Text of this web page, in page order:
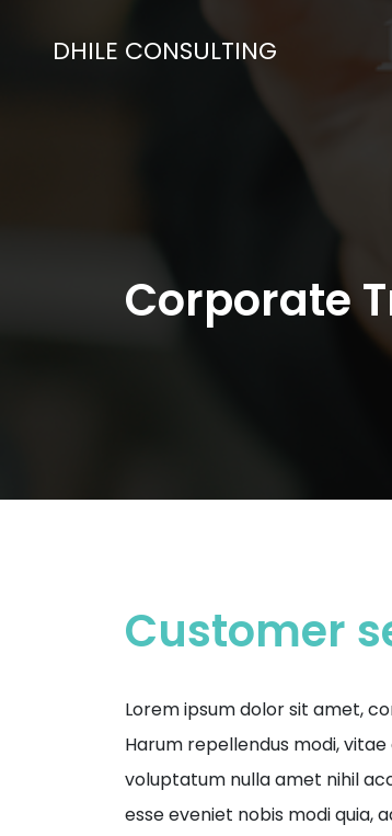
DHILE CONSULTING
Corporate
Customer
Lorem ipsum dolor sit amet,
Harum repellendus modi,
voluptatum nulla amet nihil
esse eveniet nobis modi quia,